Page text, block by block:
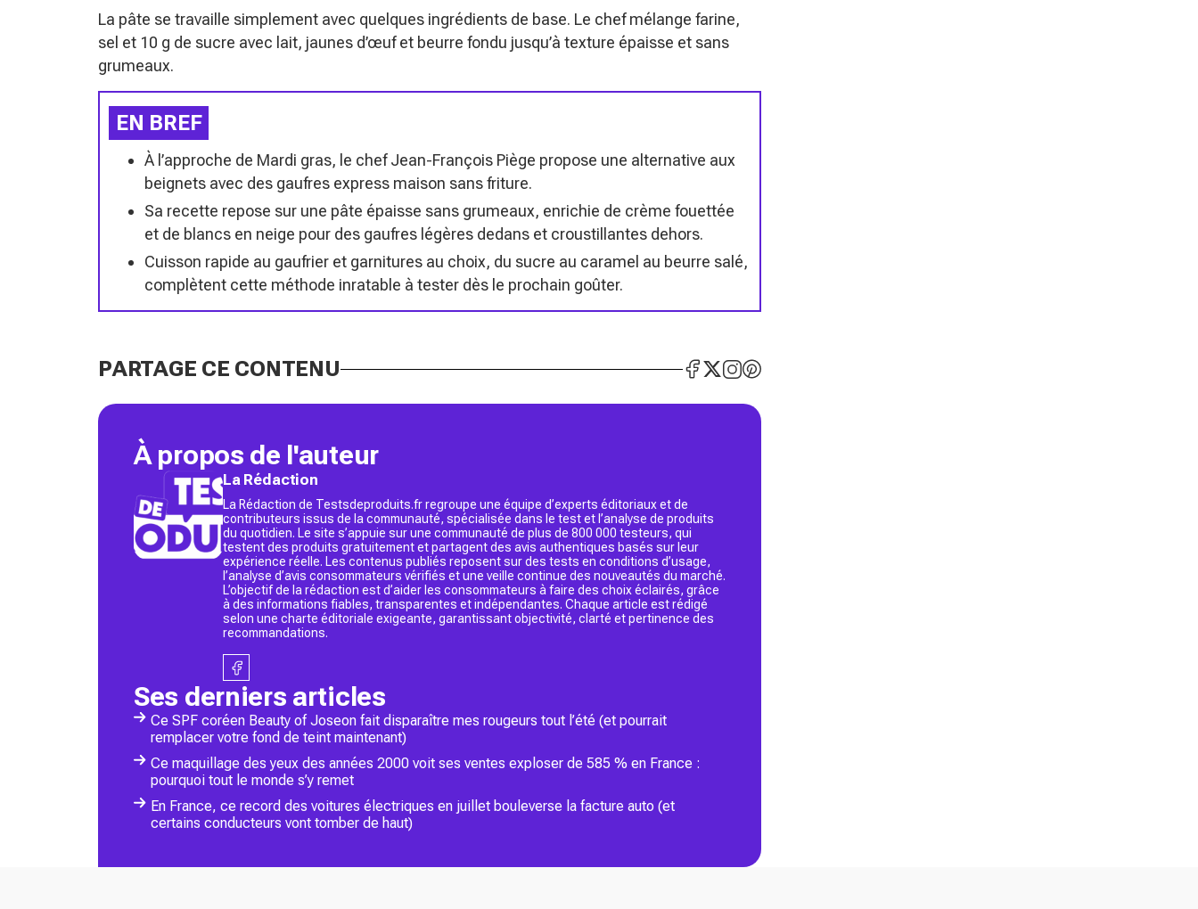
La pâte se travaille simplement avec quelques ingrédients de base. Le chef mélange farine,
sel et 10 g de sucre avec lait, jaunes d’œuf et beurre fondu jusqu’à texture épaisse et sans
grumeaux.
EN BREF
À l’approche de Mardi gras, le chef Jean-François Piège propose une alternative aux
beignets avec des gaufres express maison sans friture.
Sa recette repose sur une pâte épaisse sans grumeaux, enrichie de crème fouettée
et de blancs en neige pour des gaufres légères dedans et croustillantes dehors.
Cuisson rapide au gaufrier et garnitures au choix, du sucre au caramel au beurre salé,
complètent cette méthode inratable à tester dès le prochain goûter.
PARTAGE CE CONTENU
À propos de l'auteur
La Rédaction
La Rédaction de Testsdeproduits.fr regroupe une équipe d’experts éditoriaux et de
contributeurs issus de la communauté, spécialisée dans le test et l’analyse de produits
du quotidien. Le site s’appuie sur une communauté de plus de 800 000 testeurs, qui
testent des produits gratuitement et partagent des avis authentiques basés sur leur
expérience réelle. Les contenus publiés reposent sur des tests en conditions d’usage,
l’analyse d’avis consommateurs vérifiés et une veille continue des nouveautés du marché.
L’objectif de la rédaction est d’aider les consommateurs à faire des choix éclairés, grâce
à des informations fiables, transparentes et indépendantes. Chaque article est rédigé
selon une charte éditoriale exigeante, garantissant objectivité, clarté et pertinence des
recommandations.
Ses derniers articles
Ce SPF coréen Beauty of Joseon fait disparaître mes rougeurs tout l’été (et pourrait
remplacer votre fond de teint maintenant)
Ce maquillage des yeux des années 2000 voit ses ventes exploser de 585 % en France :
pourquoi tout le monde s’y remet
En France, ce record des voitures électriques en juillet bouleverse la facture auto (et
certains conducteurs vont tomber de haut)